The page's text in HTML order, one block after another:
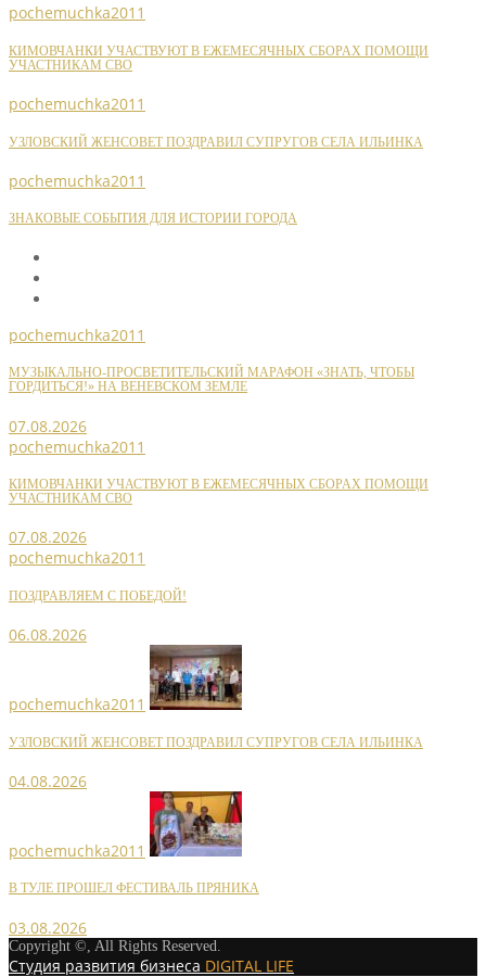
pochemuchka2011
КИМОВЧАНКИ УЧАСТВУЮТ В ЕЖЕМЕСЯЧНЫХ СБОРАХ ПОМОЩИ
УЧАСТНИКАМ СВО
pochemuchka2011
УЗЛОВСКИЙ ЖЕНСОВЕТ ПОЗДРАВИЛ СУПРУГОВ СЕЛА ИЛЬИНКА
pochemuchka2011
ЗНАКОВЫЕ СОБЫТИЯ ДЛЯ ИСТОРИИ ГОРОДА
pochemuchka2011
МУЗЫКАЛЬНО-ПРОСВЕТИТЕЛЬСКИЙ МАРАФОН «ЗНАТЬ, ЧТОБЫ
ГОРДИТЬСЯ!» НА ВЕНЕВСКОМ ЗЕМЛЕ
07.08.2026
pochemuchka2011
КИМОВЧАНКИ УЧАСТВУЮТ В ЕЖЕМЕСЯЧНЫХ СБОРАХ ПОМОЩИ
УЧАСТНИКАМ СВО
07.08.2026
pochemuchka2011
ПОЗДРАВЛЯЕМ С ПОБЕДОЙ!
06.08.2026
pochemuchka2011
УЗЛОВСКИЙ ЖЕНСОВЕТ ПОЗДРАВИЛ СУПРУГОВ СЕЛА ИЛЬИНКА
04.08.2026
pochemuchka2011
В ТУЛЕ ПРОШЕЛ ФЕСТИВАЛЬ ПРЯНИКА
03.08.2026
Copyright ©, All Rights Reserved.
Студия развития бизнеса DIGITAL LIFE